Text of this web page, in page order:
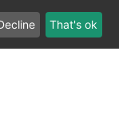
That's ok